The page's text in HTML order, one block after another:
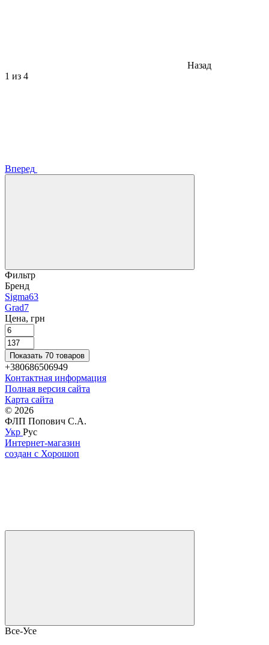
Назад
1 из 4
Вперед
Фильтр
Бренд
Sigma63
Grad7
Цена, грн
Показать 70 товаров
+380686506949
Контактная информация
Полная версия сайта
Карта сайта
© 2026
ФЛП Попович С.А.
Укр Рус
Интернет-магазин
создан с Хорошоп
Все-Усе